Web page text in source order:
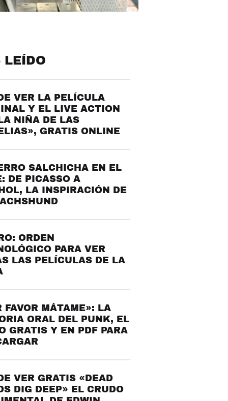
LEÍDO
VER LA PELÍCULA
Y EL LIVE ACTION
NIÑA DE LAS
GRATIS ONLINE
SALCHICHA EN EL
DE PICASSO A
LA INSPIRACIÓN DE
ORDEN
PARA VER
LAS PELÍCULAS DE LA
FAVOR MÁTAME»: LA
ORAL DEL PUNK, EL
GRATIS Y EN PDF PARA
VER GRATIS «DEAD
DIG DEEP» EL CRUDO